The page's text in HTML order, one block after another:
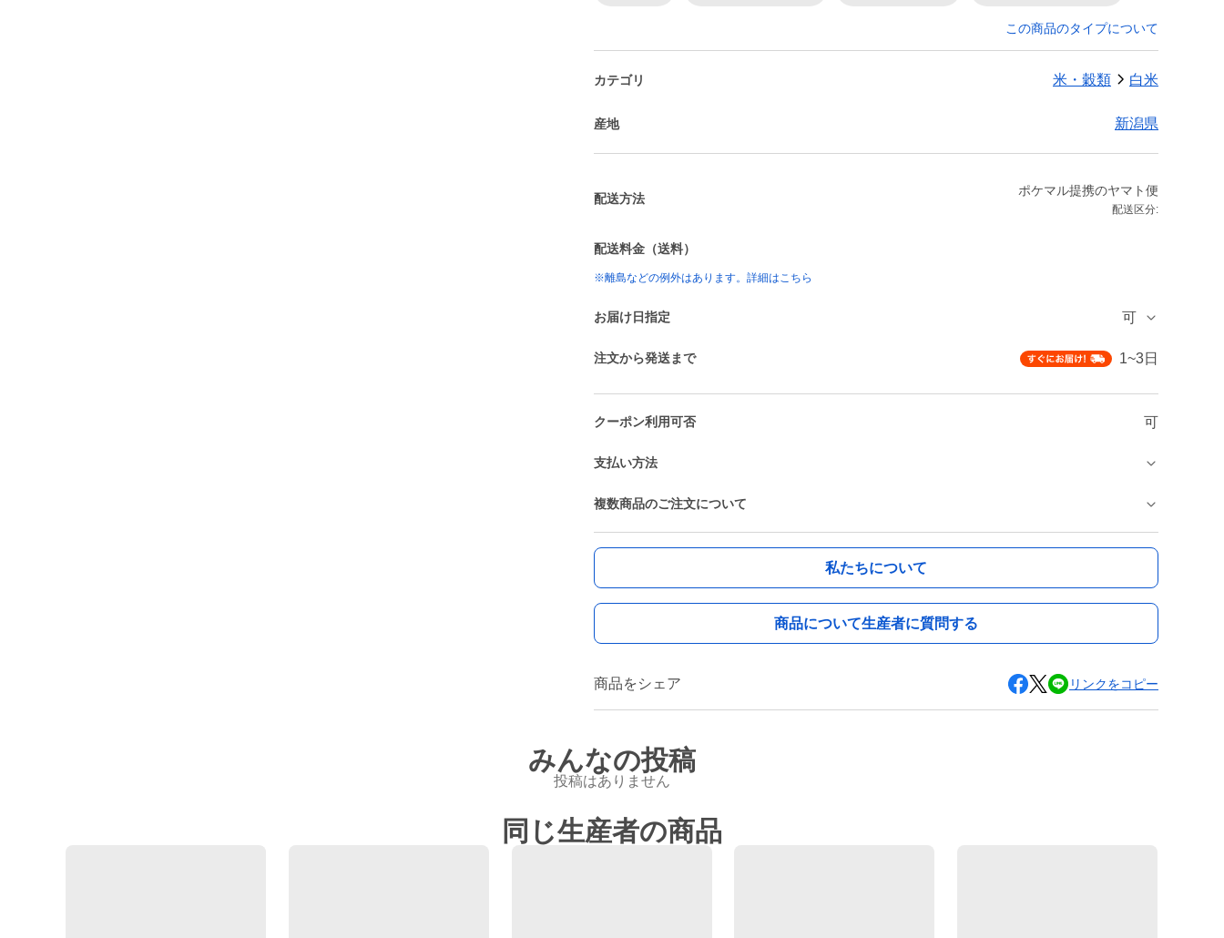
この商品のタイプについて
カテゴリ 米・穀類 白米
産地 新潟県
配送方法
ポケマル提携のヤマト便
配送区分:
配送料金（送料）
※離島などの例外はあります。詳細はこちら
お届け日指定 可
注文から発送まで 1~3日
クーポン利用可否 可
支払い方法
複数商品のご注文について
私たちについて
商品について生産者に質問する
商品をシェア リンクをコピー
みんなの投稿
投稿はありません
同じ生産者の商品